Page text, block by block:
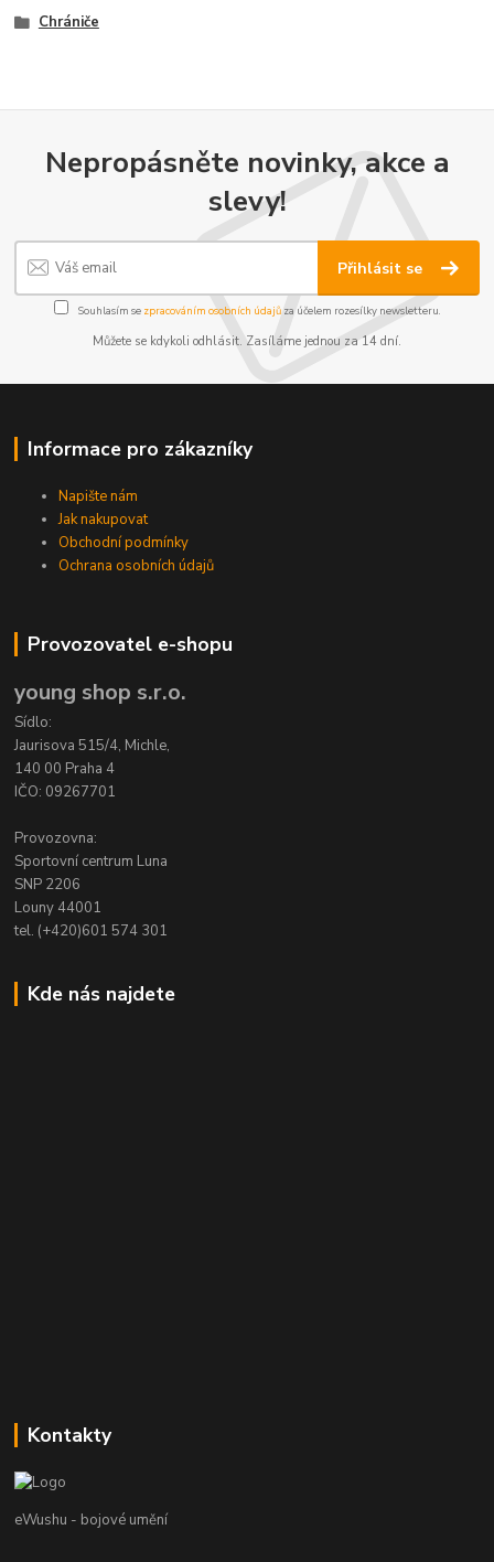
Chrániče
Nepropásněte novinky, akce a
slevy!
Přihlásit se
Souhlasím se zpracováním osobních údajůza účelem rozesílky newsletteru.
Můžete se kdykoli odhlásit. Zasíláme jednou za 14 dní.
Informace pro zákazníky
Napište nám
Jak nakupovat
Obchodní podmínky
Ochrana osobních údajů
Provozovatel e-shopu
young shop s.r.o.
Sídlo:
Jaurisova 515/4, Michle,
140 00 Praha 4
IČO: 09267701
Provozovna:
Sportovní centrum Luna
SNP 2206
Louny 44001
tel. (+420)601 574 301
Kde nás najdete
Kontakty
eWushu - bojové umění